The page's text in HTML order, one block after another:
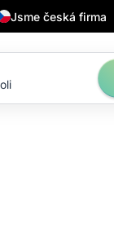
Jsme česká firma